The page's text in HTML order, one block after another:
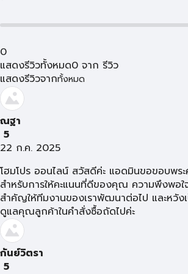
0
แสดงรีวิวทั้งหมด0 จาก รีวิว
แสดงรีวิวจากทั้งหมด
ณฐา
5
22 ก.ค. 2025
โฮมโปร ออนไลน์ สวัสดีค่ะ แอดมินขอขอบพร
สำหรับการให้คะแนนที่ดีของคุณ ความพึงพอ
สำคัญให้ทีมงานของเราพัฒนาต่อไป และหวัง
ดูแลคุณลูกค้าในคำสั่งซื้อถัดไปค่ะ
กันย์วิตรา
5